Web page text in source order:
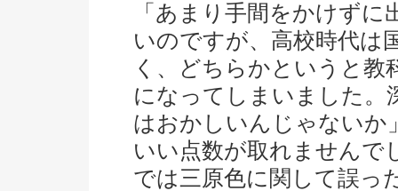
「あまり手間をかけず
いのですが、高校時代は
く、どちらかというと教
になってしまいました。
はおかしいんじゃないか
いい点数が取れませんで
では三原色に関して誤っ